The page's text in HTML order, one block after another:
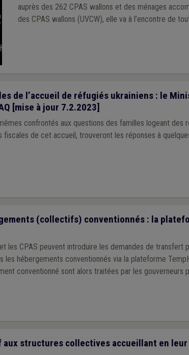
auprès des 262 CPAS wallons et des ménages
des CPAS wallons (UVCW), elle va à l’encontre de
de l’accueil de réfugiés ukrainiens : le
[mise à jour 7.2.2023]
confrontés aux questions des familles logeant des
fiscales de cet accueil, trouveront les réponses à
(collectifs) conventionnés : la
les CPAS peuvent introduire les demandes de transfert
hébergements conventionnés via la plateforme
conventionné sont alors traitées par les gouverneurs
structures collectives accueillant en